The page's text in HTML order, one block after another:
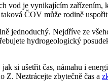
je vynikajícím zařízením,
ČOV může rodině
jednoduchý. Nejdříve ze
hydrogeologický
si ušetřit čas, námahu i
Neztrácejte zbytečně čas a